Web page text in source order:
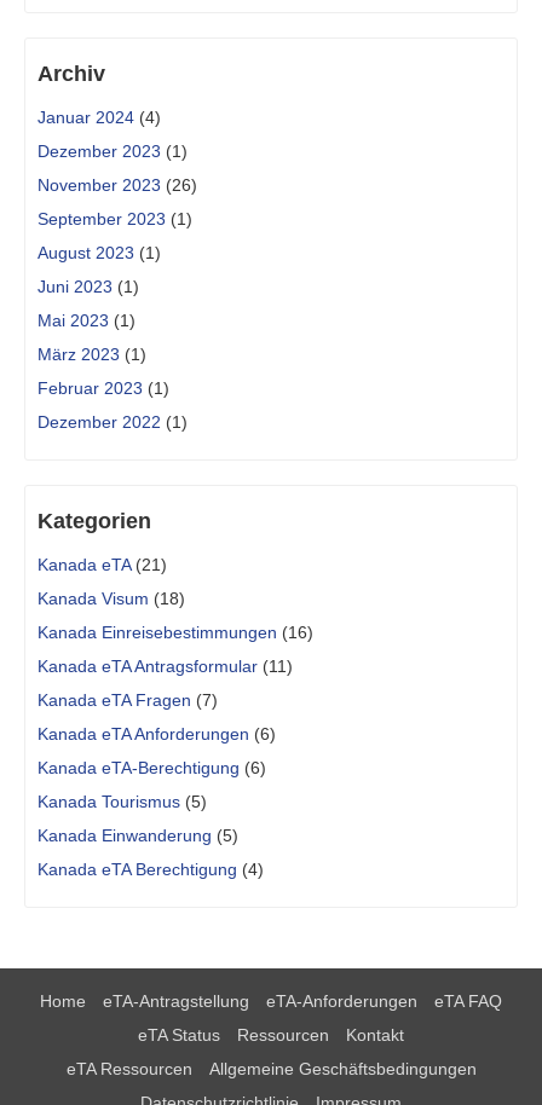
Archiv
Januar 2024 (4)
Dezember 2023 (1)
November 2023 (26)
September 2023 (1)
August 2023 (1)
Juni 2023 (1)
Mai 2023 (1)
März 2023 (1)
Februar 2023 (1)
Dezember 2022 (1)
Kategorien
Kanada eTA(21)
Kanada Visum (18)
Kanada Einreisebestimmungen (16)
Kanada eTA Antragsformular (11)
Kanada eTA Fragen (7)
Kanada eTA Anforderungen (6)
Kanada eTA-Berechtigung (6)
Kanada Tourismus (5)
Kanada Einwanderung (5)
Kanada eTA Berechtigung (4)
Home eTA-Antragstellung eTA-Anforderungen
eTA FAQ
eTA Status
Ressourcen
Kontakt
eTA Ressourcen
Allgemeine Geschäftsbedingungen